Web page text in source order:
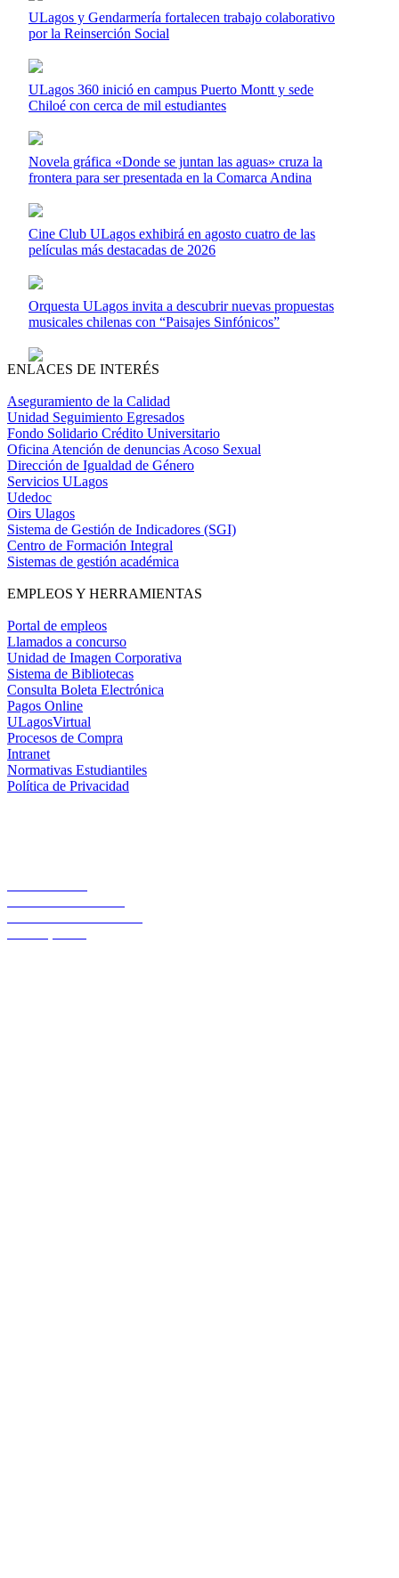
ULagos y Gendarmería fortalecen trabajo colaborativo
por la Reinserción Social
ULagos 360 inició en campus Puerto Montt y sede
Chiloé con cerca de mil estudiantes
Novela gráfica «Donde se juntan las aguas» cruza la
frontera para ser presentada en la Comarca Andina
Cine Club ULagos exhibirá en agosto cuatro de las
películas más destacadas de 2026
Orquesta ULagos invita a descubrir nuevas propuestas
musicales chilenas con “Paisajes Sinfónicos”
ENLACES DE INTERÉS
Aseguramiento de la Calidad
Unidad Seguimiento Egresados
Fondo Solidario Crédito Universitario
Oficina Atención de denuncias Acoso Sexual
Dirección de Igualdad de Género
Servicios ULagos
Udedoc
Oirs Ulagos
Sistema de Gestión de Indicadores (SGI)
Centro de Formación Integral
Sistemas de gestión académica
EMPLEOS Y HERRAMIENTAS
Portal de empleos
Llamados a concurso
Unidad de Imagen Corporativa
Sistema de Bibliotecas
Consulta Boleta Electrónica
Pagos Online
ULagosVirtual
Procesos de Compra
Intranet
Normativas Estudiantiles
Política de Privacidad